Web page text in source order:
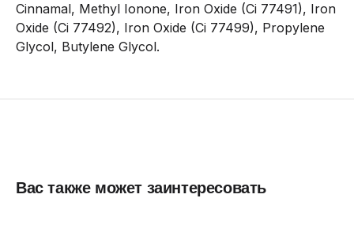
Cinnamal, Methyl Ionone, Iron Oxide (Ci 77491), Iron
Oxide (Ci 77492), Iron Oxide (Ci 77499), Propylene
Glycol, Butylene Glycol.
Вас также может заинтересовать